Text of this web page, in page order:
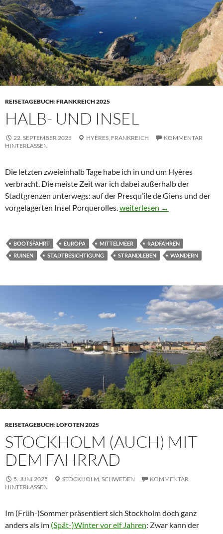
REISETAGEBUCH:FRANKREICH 2025
HALB- UND INSEL
22. SEPTEMBER 2025 HYÈRES, FRANKREICH
KOMMENTAR
HINTERLASSEN
Die letzten zweieinhalb Tage habe ich in und um Hyères
verbracht. Die meiste Zeit war ich dabei außerhalb der
Stadtgrenzen unterwegs: auf der Presqu’île de Giens und der
vorgelagerten Insel Porquerolles Halb- und Insel
weiterlesen →
BOOTSFAHRT EUROPA MITTELMEER
RADFAHREN
RUINEN
STADTBESICHTIGUNG STRANDLEBEN WANDERN
REISETAGEBUCH:LOFOTEN 2025
STOCKHOLM (AUCH) MIT
DEM FAHRRAD
5. JUNI 2025 STOCKHOLM, SCHWEDEN
KOMMENTAR
HINTERLASSEN
Im (Früh-)Sommer präsentiert sich Stockholm doch ganz
anders als im (Spät-)Winter vor elf Jahren: Zwar kann der